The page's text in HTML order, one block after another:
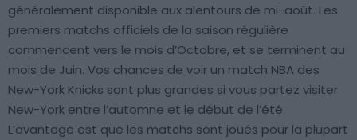
généralement disponible aux alentours de mi-août. Les
premiers matchs officiels de la saison régulière
commencent vers le mois d’Octobre, et se terminent au
mois de Juin. Vos chances de voir un match NBA des
New-York Knicks sont plus grandes si vous partez visiter
New-York entre l’automne et le début de l’été.
L’avantage est que les matchs sont joués pour la plupart